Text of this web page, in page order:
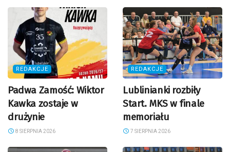
REDAKCJE
Padwa Zamość: Wiktor
Kawka zostaje w
drużynie
8 SIERPNIA 2026
REDAKCJE
Lublinianki rozbiły
Start. MKS w finale
memoriału
7 SIERPNIA 2026